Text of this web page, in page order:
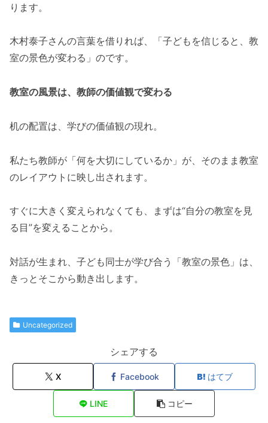
ります。
木村泰子さんの言葉を借りれば、「子どもを信じると、教
室の景色が変わる」のです。
教室の風景は、教師の価値観で変わる
机の配置は、学びの価値観の現れ。
私たち教師が「何を大切にしているか」が、そのまま教室
のレイアウトに映し出されます。
すぐに大きく変えられなくても、まずは“自分の教室を見
る目”を変えることから。
対話が生まれ、子ども同士が学び合う「教室の景色」は、
きっとそこから動き出します。
Uncategorized
シェアする
X Facebook はてブ
LINE コピー